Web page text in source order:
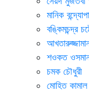
মানিক
বঙ্কিমচন্দ্র
শওকত
চমক চৌধুরী
মোহিত কামাল